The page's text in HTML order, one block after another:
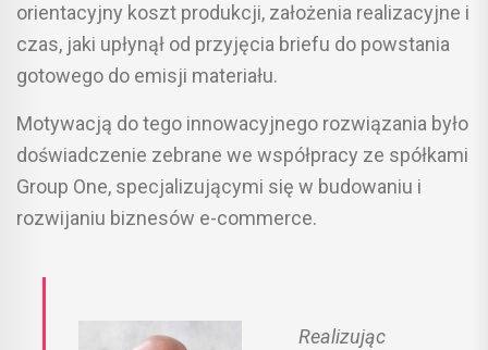
orientacyjny koszt produkcji, założenia realizacyjne i
czas, jaki upłynął od przyjęcia briefu do powstania
gotowego do emisji materiału.
Motywacją do tego innowacyjnego rozwiązania było
doświadczenie zebrane we współpracy ze spółkami
Group One, specjalizującymi się w budowaniu i
rozwijaniu biznesów e-commerce.
Realizując